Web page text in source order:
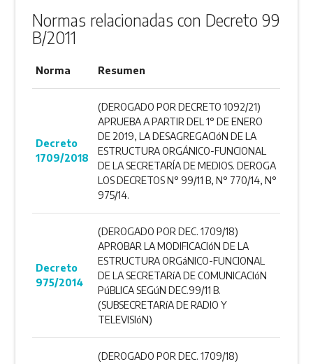
Normas relacionadas con Decreto 99
B/2011
Norma Resumen
Decreto
1709/2018
(DEROGADO POR DECRETO 1092/21)
APRUEBA A PARTIR DEL 1° DE ENERO
DE 2019, LA DESAGREGACIóN DE LA
ESTRUCTURA ORGÁNICO-FUNCIONAL
DE LA SECRETARÍA DE MEDIOS. DEROGA
LOS DECRETOS N° 99/11 B, N° 770/14, N°
975/14.
Decreto
975/2014
(DEROGADO POR DEC. 1709/18)
APROBAR LA MODIFICACIóN DE LA
ESTRUCTURA ORGáNICO-FUNCIONAL
DE LA SECRETARíA DE COMUNICACIóN
PúBLICA SEGúN DEC.99/11 B.
(SUBSECRETARíA DE RADIO Y
TELEVISIóN)
(DEROGADO POR DEC. 1709/18)